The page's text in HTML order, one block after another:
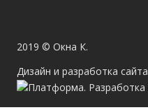
2019 © Окна К.
Дизайн и разработка сайта